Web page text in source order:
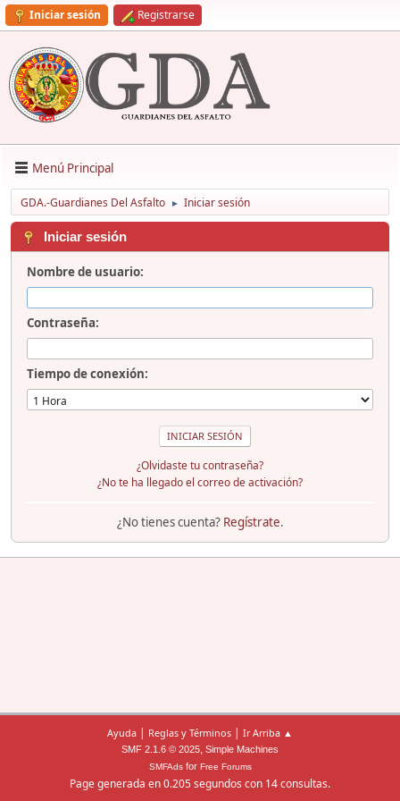
Iniciar sesión Registrarse
Menú Principal
GDA.-Guardianes Del Asfalto ► Iniciar sesión
Iniciar sesión
Nombre de usuario:
Contraseña:
Tiempo de conexión:
¿Olvidaste tu contraseña?
¿No te ha llegado el correo de activación?
¿No tienes cuenta? Regístrate.
Ayuda | Reglas y Términos | Ir Arriba ▲
SMF 2.1.6 © 2025, Simple Machines
SMFAdsfor Free Forums
Page generada en 0.205 segundos con 14 consultas.